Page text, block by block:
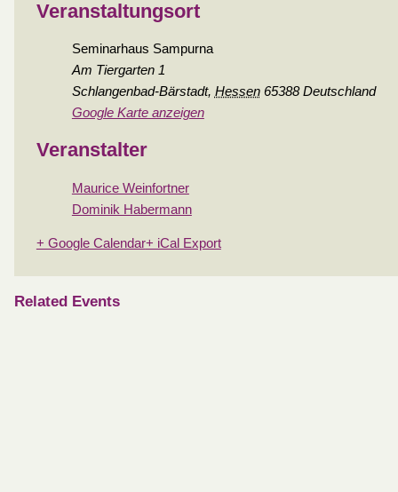
Veranstaltungsort
Seminarhaus Sampurna
Am Tiergarten 1
Schlangenbad-Bärstadt, Hessen 65388 Deutschland
Google Karte anzeigen
Veranstalter
Maurice Weinfortner
Dominik Habermann
+ Google Calendar+ iCal Export
Related Events